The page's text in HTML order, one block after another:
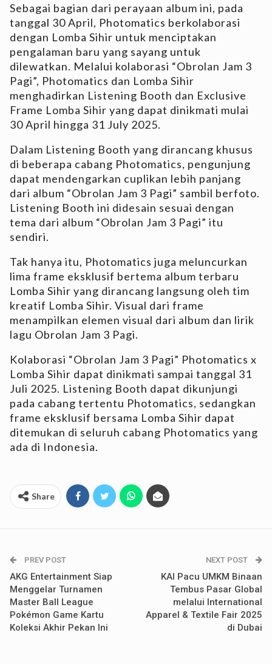
Sebagai bagian dari perayaan album ini, pada
tanggal 30 April, Photomatics berkolaborasi
dengan Lomba Sihir untuk menciptakan
pengalaman baru yang sayang untuk
dilewatkan. Melalui kolaborasi “Obrolan Jam 3
Pagi”, Photomatics dan Lomba Sihir
menghadirkan Listening Booth dan Exclusive
Frame Lomba Sihir yang dapat dinikmati mulai
30 April hingga 31 July 2025.
Dalam Listening Booth yang dirancang khusus
di beberapa cabang Photomatics, pengunjung
dapat mendengarkan cuplikan lebih panjang
dari album “Obrolan Jam 3 Pagi” sambil berfoto.
Listening Booth ini didesain sesuai dengan
tema dari album “Obrolan Jam 3 Pagi” itu
sendiri.
Tak hanya itu, Photomatics juga meluncurkan
lima frame eksklusif bertema album terbaru
Lomba Sihir yang dirancang langsung oleh tim
kreatif Lomba Sihir. Visual dari frame
menampilkan elemen visual dari album dan lirik
lagu Obrolan Jam 3 Pagi.
Kolaborasi “Obrolan Jam 3 Pagi” Photomatics x
Lomba Sihir dapat dinikmati sampai tanggal 31
Juli 2025. Listening Booth dapat dikunjungi
pada cabang tertentu Photomatics, sedangkan
frame eksklusif bersama Lomba Sihir dapat
ditemukan di seluruh cabang Photomatics yang
ada di Indonesia.
Share
PREV POST
AKG Entertainment Siap
Menggelar Turnamen
Master Ball League
Pokémon Game Kartu
Koleksi Akhir Pekan Ini
NEXT POST
KAI Pacu UMKM Binaan
Tembus Pasar Global
melalui International
Apparel & Textile Fair 2025
di Dubai